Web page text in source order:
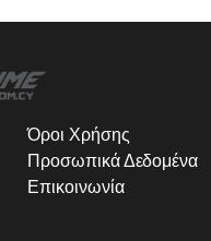
Όροι Χρήσης
Προσωπικά Δεδομένα
Επικοινωνία